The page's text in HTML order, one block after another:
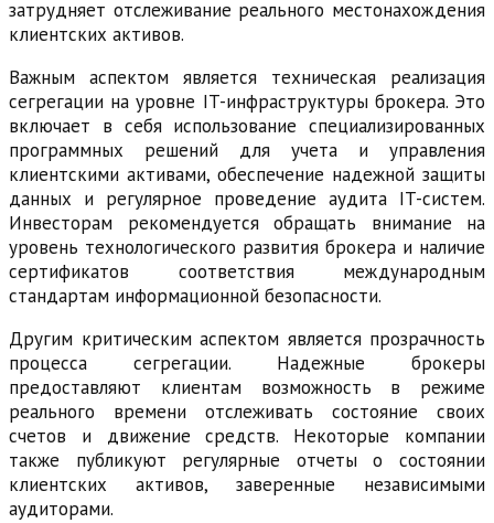
затрудняет отслеживание реального местонахождения
клиентских активов.
Важным аспектом является техническая реализация
сегрегации на уровне IT-инфраструктуры брокера. Это
включает в себя использование специализированных
программных решений для учета и управления
клиентскими активами, обеспечение надежной защиты
данных и регулярное проведение аудита IT-систем.
Инвесторам рекомендуется обращать внимание на
уровень технологического развития брокера и наличие
сертификатов соответствия международным
стандартам информационной безопасности.
Другим критическим аспектом является прозрачность
процесса сегрегации. Надежные брокеры
предоставляют клиентам возможность в режиме
реального времени отслеживать состояние своих
счетов и движение средств. Некоторые компании
также публикуют регулярные отчеты о состоянии
клиентских активов, заверенные независимыми
аудиторами.